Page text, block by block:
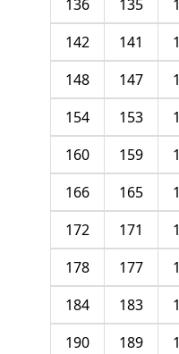
135
136
141
142
147
148
153
154
159
160
165
166
171
172
177
178
183
184
189
190